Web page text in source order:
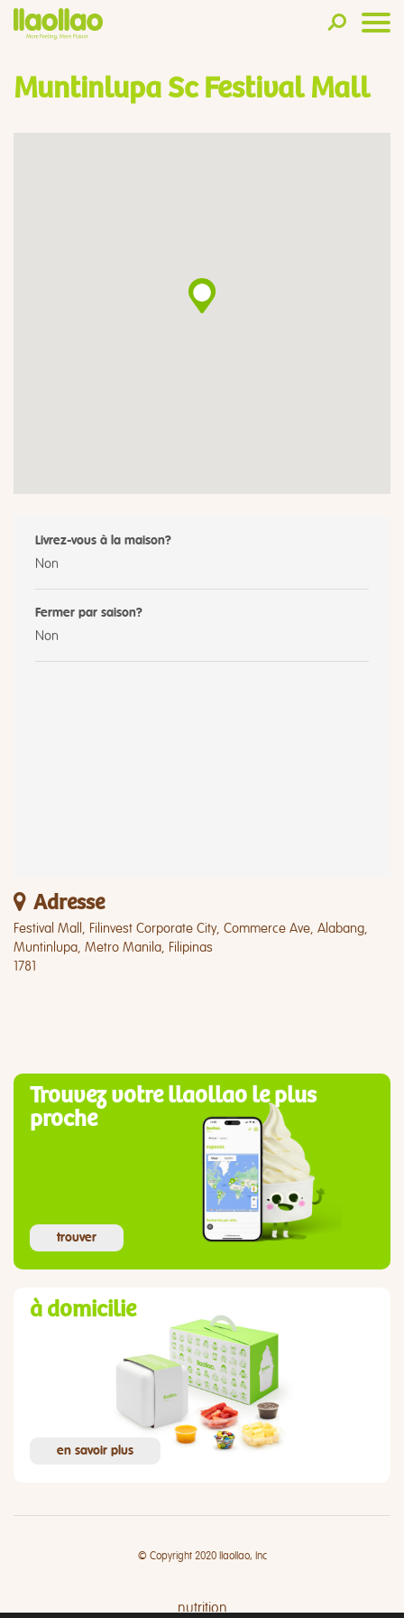
Muntinlupa Sc Festival Mall
Livrez-vous à la maison?
Non
Fermer par saison?
Non
Adresse
Festival Mall, Filinvest Corporate City, Commerce Ave, Alabang,
Muntinlupa, Metro Manila, Filipinas
1781
Trouvez votre llaollao le plus
proche
trouver
à domicilie
en savoir plus
© Copyright 2020 llaollao, Inc
nutrition